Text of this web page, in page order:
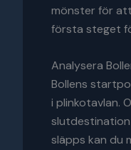
mönster för
första steget
Analysera
Bollens
i plinkotavlan.
släpps kan du